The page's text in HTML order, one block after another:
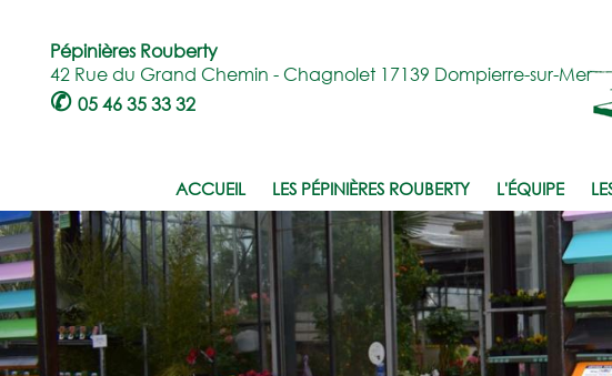
Pépinières Rouberty
42 Rue du Grand Chemin - Chagnolet 17139 Dompierre-sur-Mer
✆ 05 46 35 33 32
ACCUEIL LES PÉPINIÈRES ROUBERTY L'ÉQUIPE